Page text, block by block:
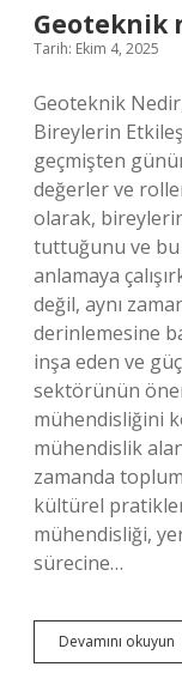
Geoteknik
Tarih: Ekim 4, 2025
Geoteknik
Bireylerin
geçmişten
değerler ve
olarak,
tuttuğunu ve bu
anlamaya
değil, aynı
derinlemesine
inşa eden ve
sektörünün
mühendisliğini
mühendislik
zamanda
kültürel
mühendisliği,
sürecine…
Devamını okuyun